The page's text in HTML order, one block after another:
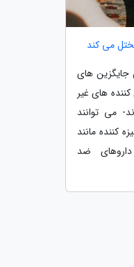
می کند
جایگزین های
های غیر
می توانند
کننده مانند
ضد